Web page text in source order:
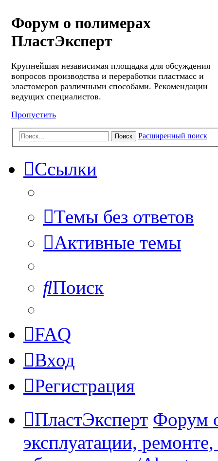
Форум о полимерах
ПластЭксперт
Крупнейшая независимая площадка для обсуждения
вопросов производства и переработки пластмасс и
эластомеров различными способами. Рекомендации
ведущих специалистов.
Пропустить
Поиск Расширенный поиск
Ссылки
Темы без ответов
Активные темы
Поиск
FAQ
Вход
Регистрация
ПластЭксперт Форум
эксплуатации,